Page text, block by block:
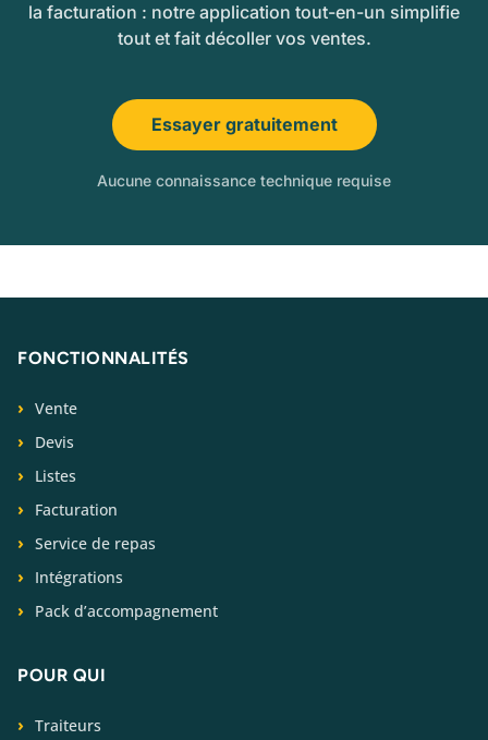
la facturation : notre application tout-en-un simplifie
tout et fait décoller vos ventes.
Essayer gratuitement
Aucune connaissance technique requise
FONCTIONNALITÉS
Vente
Devis
Listes
Facturation
Service de repas
Intégrations
Pack d’accompagnement
POUR QUI
Traiteurs